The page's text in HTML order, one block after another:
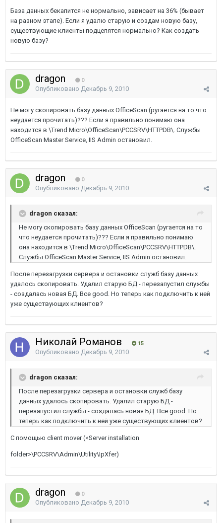
База данных бекапится не нормально, зависает на 36% (бывает
на разном этапе). Если я удалю старую и создам новую базу,
существующие клиенты подцепятся нормально? Как создать
новую базу?
dragon 0
Опубликовано Декабрь 9, 2010
Не могу скопировать базу данных OfficeScan (ругается на то что
неудается прочитать)??? Если я правильно понимаю она
находится в \Trend Micro\OfficeScan\PCCSRV\HTTPDB\. Службы
OfficeScan Master Service, IIS Admin остановил.
dragon 0
Опубликовано Декабрь 9, 2010
dragon сказал:
Не могу скопировать базу данных OfficeScan (ругается на то
что неудается прочитать)??? Если я правильно понимаю
она находится в \Trend Micro\OfficeScan\PCCSRV\HTTPDB\.
Службы OfficeScan Master Service, IIS Admin остановил.
После перезагрузки сервера и остановки служб базу данных
удалось скопировать. Удалил старую БД - перезапустил службы
- создалась новая БД. Все good. Но теперь как подключить к ней
уже существующих клиентов?
Николай Романов 15
Опубликовано Декабрь 9, 2010
dragon сказал:
После перезагрузки сервера и остановки служб базу
данных удалось скопировать. Удалил старую БД -
перезапустил службы - создалась новая БД. Все good. Но
теперь как подключить к ней уже существующих клиентов?
С помощью client mover (<Server installation
folder>\PCCSRV\Admin\Utility\IpXfer)
dragon 0
Опубликовано Декабрь 9, 2010